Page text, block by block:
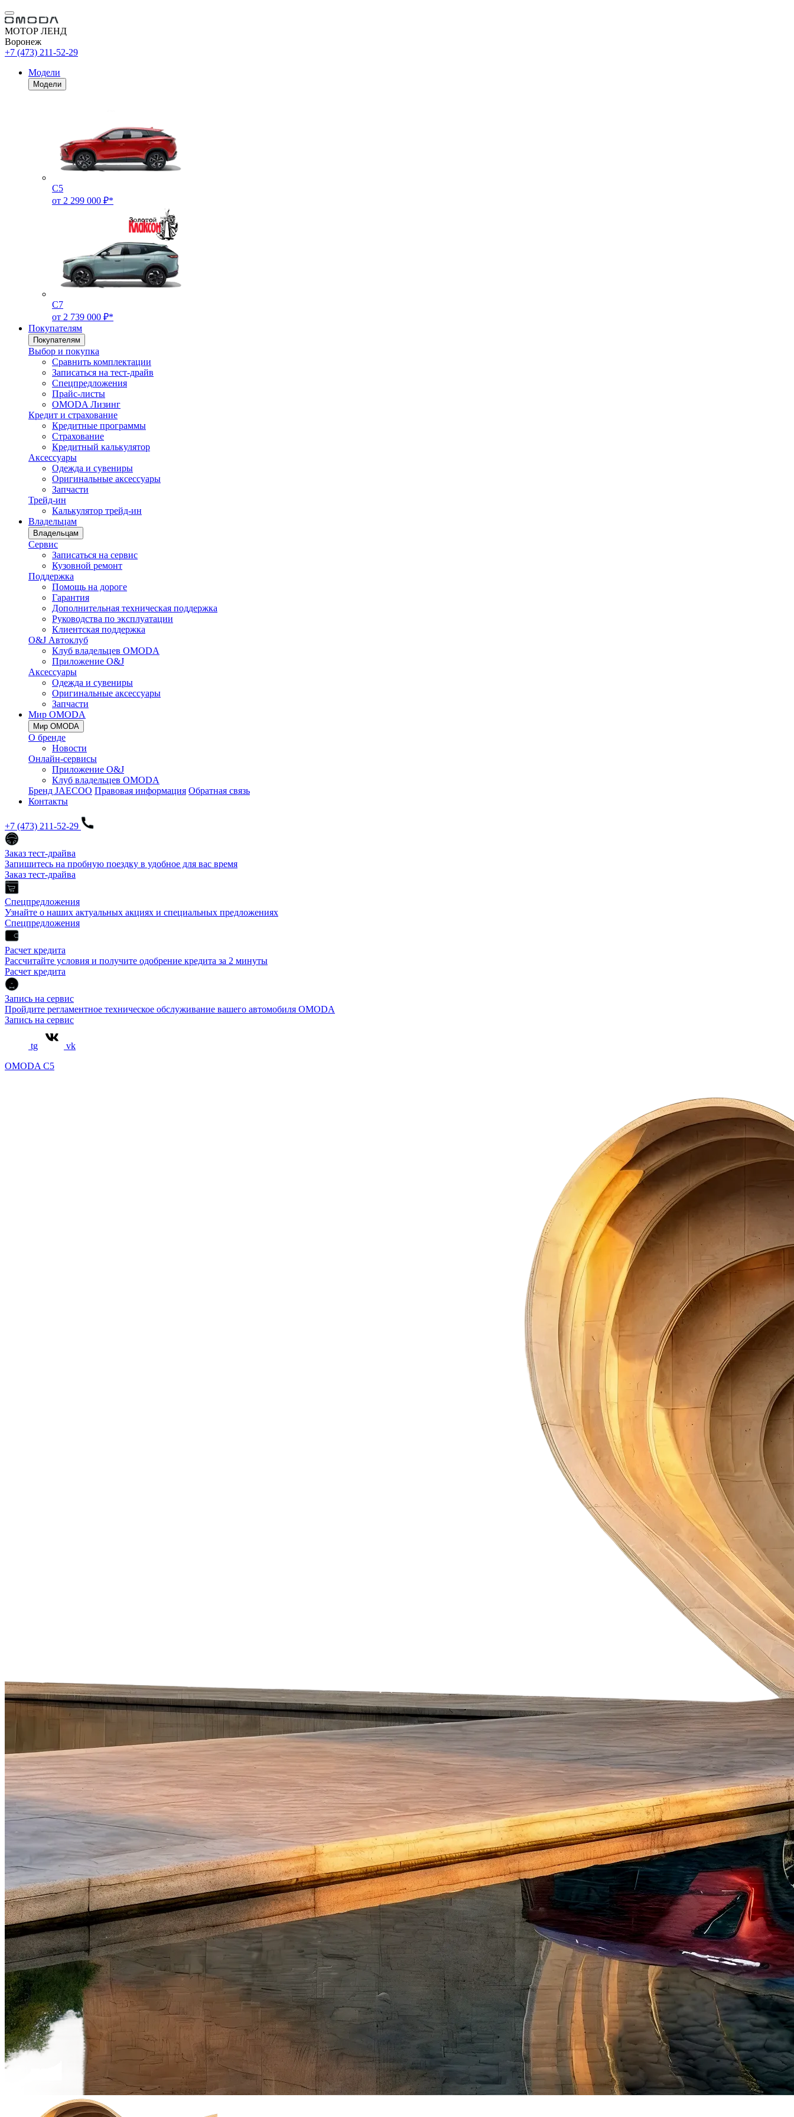
МОТОР ЛЕНД
Воронеж
+7 (473) 211-52-29
Модели
Модели
C5
от 2 299 000 ₽*
C7
от 2 739 000 ₽*
Покупателям
Покупателям
Выбор и покупка
Сравнить комплектации
Записаться на тест-драйв
Cпецпредложения
Прайс-листы
OMODA Лизинг
Кредит и страхование
Кредитные программы
Страхование
Кредитный калькулятор
Аксессуары
Одежда и сувениры
Оригинальные аксессуары
Запчасти
Трейд-ин
Калькулятор трейд-ин
Владельцам
Владельцам
Сервис
Записаться на сервис
Кузовной ремонт
Поддержка
Помощь на дороге
Гарантия
Дополнительная техническая поддержка
Руководства по эксплуатации
Клиентская поддержка
O&J Автоклуб
Клуб владельцев OMODA
Приложение O&J
Аксессуары
Одежда и сувениры
Оригинальные аксессуары
Запчасти
Мир OMODA
Мир OMODA
О бренде
Новости
Онлайн-сервисы
Приложение O&J
Клуб владельцев OMODA
Бренд JAECOO Правовая информация Обратная связь
Контакты
+7 (473) 211-52-29
Заказ тест-драйва
Запишитесь на пробную поездку в удобное для вас время
Заказ тест-драйва
Спецпредложения
Узнайте о наших актуальных акциях и специальных предложениях
Спецпредложения
Расчет кредита
Рассчитайте условия и получите одобрение кредита за 2 минуты
Расчет кредита
Запись на сервис
Пройдите регламентное техническое обслуживание вашего автомобиля OMODA
Запись на сервис
tg
vk
OMODA C5